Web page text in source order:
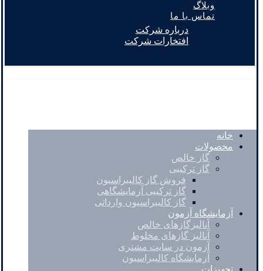
وبلاگ
تماس با ما
درباره شرکت
افتخارات شرکت
خانه
محصولات
گاز خالص
گاز ترکیبی
فروش گاز کالیبراسیون
گاز ترکیبی آزمایشگاهی
گاز کالیبراسیون وارداتی
آزمایشگاه آزمون
آنالیزگازهای خالص
آنالیز گازهای مخلوط
آزمون در سایت مشتری
آزمایشگاه کالیبراسیون
تجهیزات